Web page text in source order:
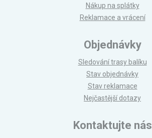
Nákup na splátky
Reklamace a vrácení
Objednávky
Sledování trasy balíku
Stav objednávky
Stav reklamace
Nejčastější dotazy
Kontaktujte nás